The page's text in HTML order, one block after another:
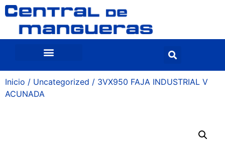
Inicio / Uncategorized / 3VX950 FAJA INDUSTRIAL V
ACUNADA